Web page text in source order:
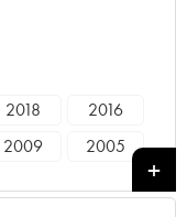
2018
2016
2009
2005